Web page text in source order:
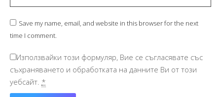
Save my name, email, and website in this browser for the next
time I comment.
Използвайки този формуляр, Вие се съгласявате със
съхраняването и обработката на данните Ви от този
уебсайт. *